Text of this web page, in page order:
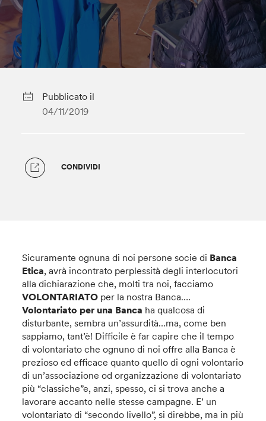
Pubblicato il
04/11/2019
CONDIVIDI
Sicuramente ognuna di noi persone socie di Banca
Etica, avrà incontrato perplessità degli interlocutori
alla dichiarazione che, molti tra noi, facciamo
VOLONTARIATO per la nostra Banca….
Volontariato per una Banca ha qualcosa di
disturbante, sembra un’assurdità…ma, come ben
sappiamo, tant’è! Difficile è far capire che il tempo
di volontariato che ognuno di noi offre alla Banca è
prezioso ed efficace quanto quello di ogni volontario
di un’associazione od organizzazione di volontariato
più “classiche”e, anzi, spesso, ci si trova anche a
lavorare accanto nelle stesse campagne. E’ un
volontariato di “secondo livello”, si direbbe, ma in più